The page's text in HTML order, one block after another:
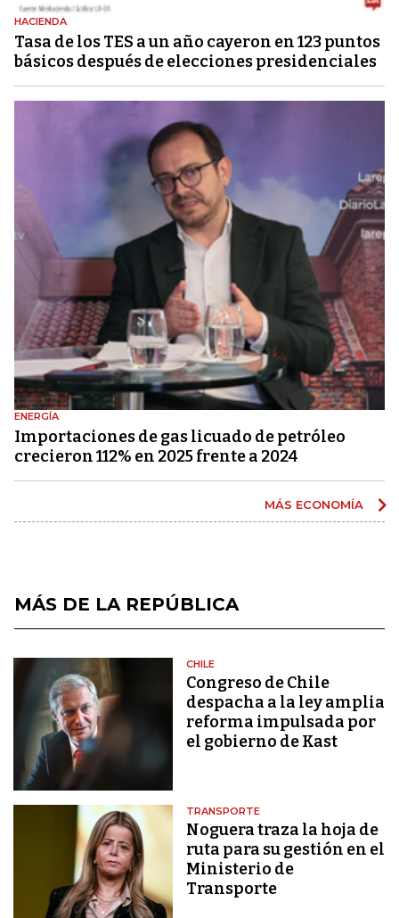
HACIENDA
Tasa de los TES a un año cayeron en 123 puntos
básicos después de elecciones presidenciales
ENERGÍA
Importaciones de gas licuado de petróleo
crecieron 112% en 2025 frente a 2024
MÁS ECONOMÍA
MÁS DE LA REPÚBLICA
CHILE
Congreso de Chile
despacha a la ley amplia
reforma impulsada por
el gobierno de Kast
TRANSPORTE
Noguera traza la hoja de
ruta para su gestión en el
Ministerio de
Transporte